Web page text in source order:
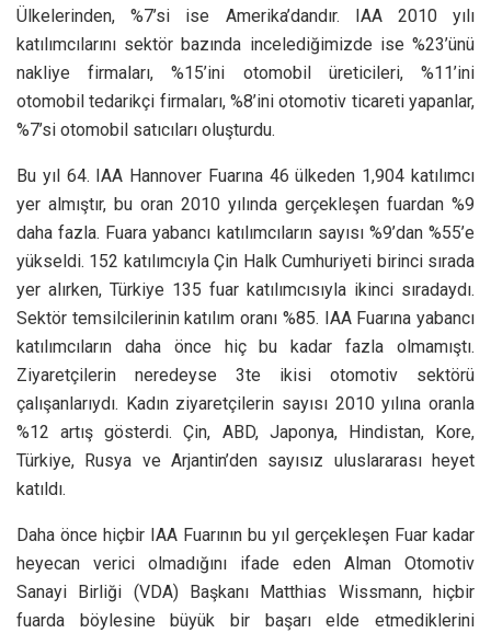
Ülkelerinden, %7’si ise Amerika’dandır. IAA 2010 yılı
katılımcılarını sektör bazında incelediğimizde ise %23’ünü
nakliye firmaları, %15’ini otomobil üreticileri, %11’ini
otomobil tedarikçi firmaları, %8’ini otomotiv ticareti yapanlar,
%7’si otomobil satıcıları oluşturdu.
Bu yıl 64. IAA Hannover Fuarına 46 ülkeden 1,904 katılımcı
yer almıştır, bu oran 2010 yılında gerçekleşen fuardan %9
daha fazla. Fuara yabancı katılımcıların sayısı %9’dan %55’e
yükseldi. 152 katılımcıyla Çin Halk Cumhuriyeti birinci sırada
yer alırken, Türkiye 135 fuar katılımcısıyla ikinci sıradaydı.
Sektör temsilcilerinin katılım oranı %85. IAA Fuarına yabancı
katılımcıların daha önce hiç bu kadar fazla olmamıştı.
Ziyaretçilerin neredeyse 3te ikisi otomotiv sektörü
çalışanlarıydı. Kadın ziyaretçilerin sayısı 2010 yılına oranla
%12 artış gösterdi. Çin, ABD, Japonya, Hindistan, Kore,
Türkiye, Rusya ve Arjantin’den sayısız uluslararası heyet
katıldı.
Daha önce hiçbir IAA Fuarının bu yıl gerçekleşen Fuar kadar
heyecan verici olmadığını ifade eden Alman Otomotiv
Sanayi Birliği (VDA) Başkanı Matthias Wissmann, hiçbir
fuarda böylesine büyük bir başarı elde etmediklerini